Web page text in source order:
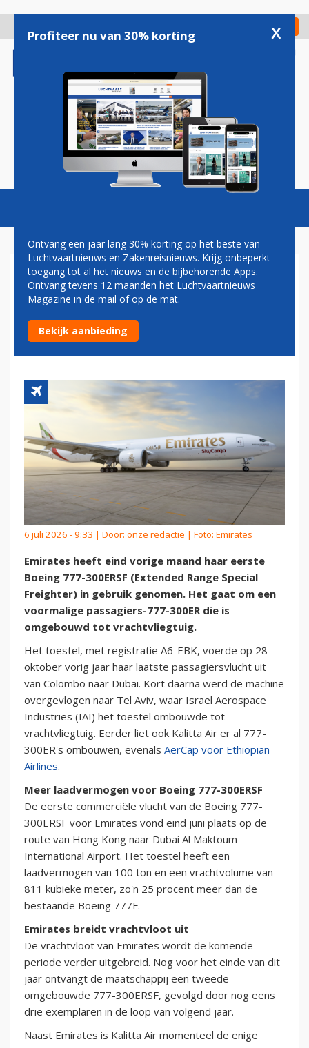
gaan
Check in
Magazine Podcasts Vacatures
EMIRATES BREIDT
VRACHTVLOOT UIT MET
EERSTE OMGEBOUWDE
BOEING 777-300ERSF
6 juli 2026 - 9:33 | Door: onze redactie | Foto: Emirates
Emirates heeft eind vorige maand haar eerste
Boeing 777-300ERSF (Extended Range Special
Freighter) in gebruik genomen. Het gaat om een
voormalige passagiers-777-300ER die is
omgebouwd tot vrachtvliegtuig.
Het toestel, met registratie A6-EBK, voerde op 28
oktober vorig jaar haar laatste passagiersvlucht uit
van Colombo naar Dubai. Kort daarna werd de machine
overgevlogen naar Tel Aviv, waar Israel Aerospace
Industries (IAI) het toestel ombouwde tot
vrachtvliegtuig. Eerder liet ook Kalitta Air er al 777-
300ER's ombouwen, evenals AerCap voor Ethiopian
Airlines.
Meer laadvermogen voor Boeing 777-300ERSF
De eerste commerciële vlucht van de Boeing 777-
300ERSF voor Emirates vond eind juni plaats op de
route van Hong Kong naar Dubai Al Maktoum
International Airport. Het toestel heeft een
laadvermogen van 100 ton en een vrachtvolume van
811 kubieke meter, zo'n 25 procent meer dan de
bestaande Boeing 777F.
Emirates breidt vrachtvloot uit
De vrachtvloot van Emirates wordt de komende
periode verder uitgebreid. Nog voor het einde van dit
jaar ontvangt de maatschappij een tweede
omgebouwde 777-300ERSF, gevolgd door nog eens
drie exemplaren in de loop van volgend jaar.
Naast Emirates is Kalitta Air momenteel de enige
Profiteer nu van 30% korting x
Ontvang een jaar lang 30% korting op het beste van
Luchtvaartnieuws en Zakenreisnieuws. Krijg onbeperkt
toegang tot al het nieuws en de bijbehorende Apps.
Ontvang tevens 12 maanden het Luchtvaartnieuws
Magazine in de mail of op de mat.
Bekijk aanbieding